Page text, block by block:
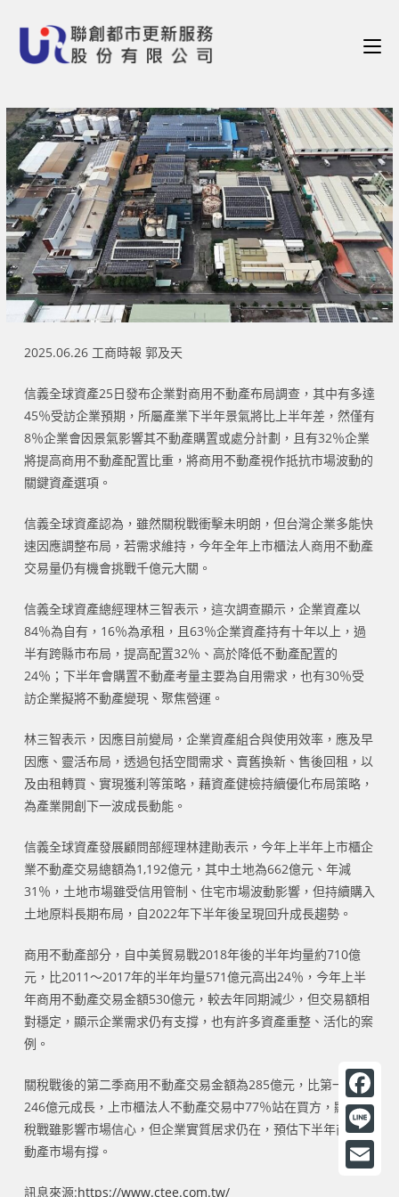
2025.06.26 工商時報 郭及天
信義全球資產25日發布企業對商用不動產布局調查，其中有多達
45％受訪企業預期，所屬產業下半年景氣將比上半年差，然僅有
8％企業會因景氣影響其不動產購置或處分計劃，且有32％企業
將提高商用不動產配置比重，將商用不動產視作抵抗市場波動的
關鍵資產選項。
信義全球資產認為，雖然關稅戰衝擊未明朗，但台灣企業多能快
速因應調整布局，若需求維持，今年全年上市櫃法人商用不動產
交易量仍有機會挑戰千億元大關。
信義全球資產總經理林三智表示，這次調查顯示，企業資產以
84％為自有，16％為承租，且63％企業資產持有十年以上，過
半有跨縣市布局，提高配置32％、高於降低不動產配置的
24％；下半年會購置不動產考量主要為自用需求，也有30％受
訪企業擬將不動產變現、聚焦營運。
林三智表示，因應目前變局，企業資產組合與使用效率，應及早
因應、靈活布局，透過包括空間需求、賣舊換新、售後回租，以
及由租轉買、實現獲利等策略，藉資產健檢持續優化布局策略，
為產業開創下一波成長動能。
信義全球資產發展顧問部經理林建勛表示，今年上半年上市櫃企
業不動產交易總額為1,192億元，其中土地為662億元、年減
31％，土地市場雖受信用管制、住宅市場波動影響，但持續購入
土地原料長期布局，自2022年下半年後呈現回升成長趨勢。
商用不動產部分，自中美貿易戰2018年後的半年均量約710億
元，比2011～2017年的半年均量571億元高出24％，今年上半
年商用不動產交易金額530億元，較去年同期減少，但交易額相
對穩定，顯示企業需求仍有支撐，也有許多資產重整、活化的案
例。
關稅戰後的第二季商用不動產交易金額為285億元，比第一季的
246億元成長，上市櫃法人不動產交易中77％站在買方，顯示關
稅戰雖影響市場信心，但企業實質居求仍在，預估下半年商用不
動產市場有撐。
訊息來源:https://www.ctee.com.tw/
F
a
c
L